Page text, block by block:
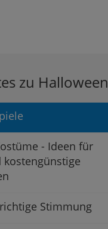
zu Halloween
- Ideen für
kostengünstige
Stimmung